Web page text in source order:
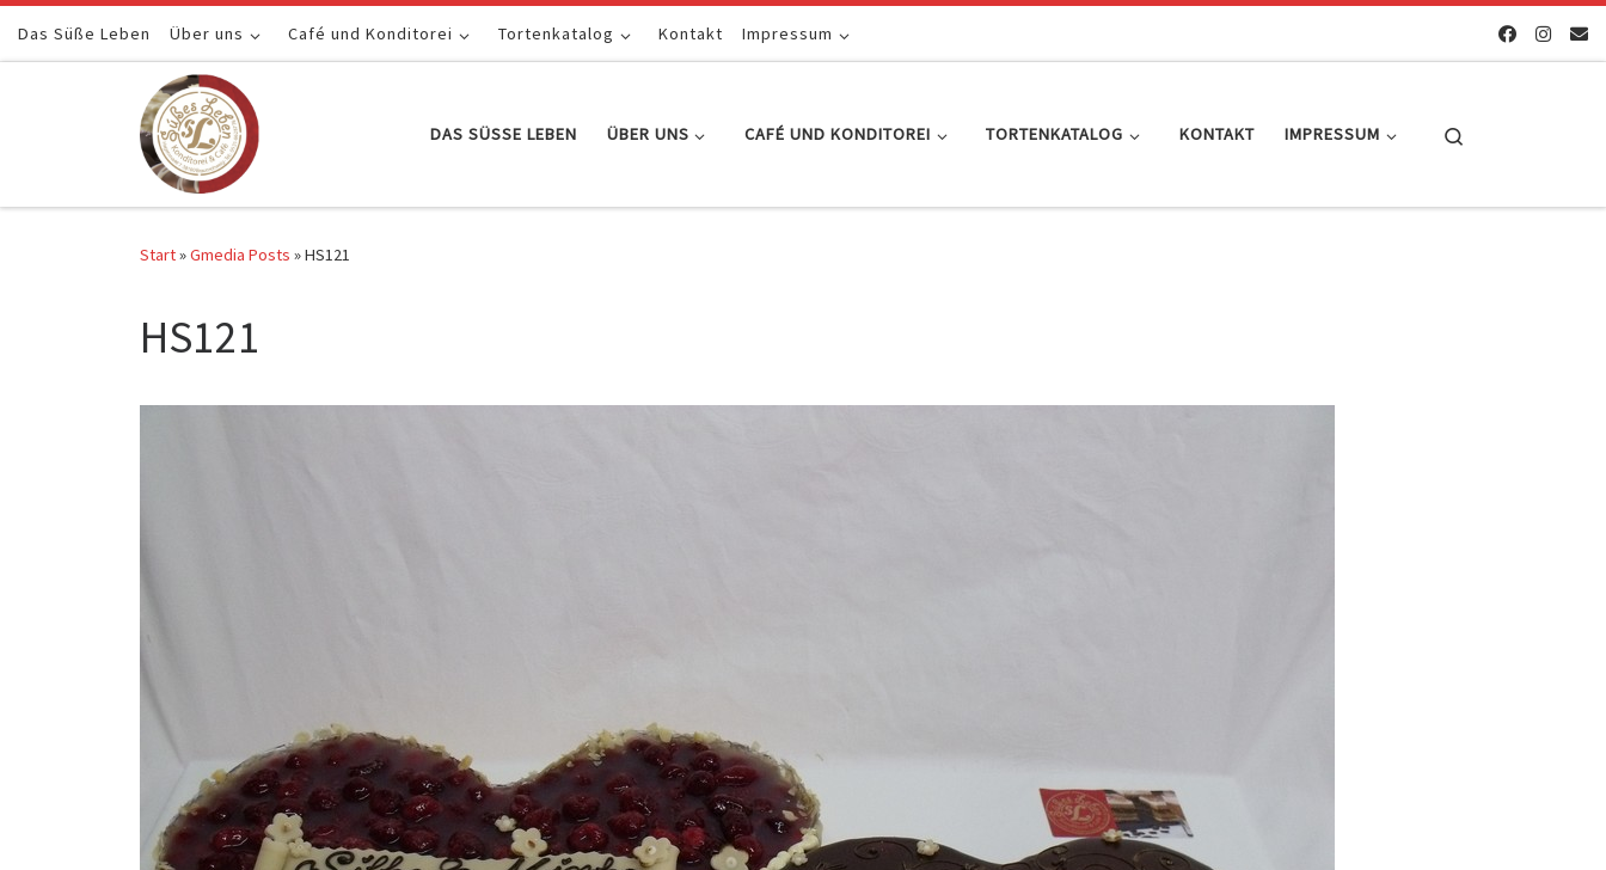
Zum Inhalt springen
Das Süße Leben Über uns Café und Konditorei Tortenkatalog Kontakt Impressum
DAS SÜSSE LEBEN ÜBER UNS CAFÉ UND KONDITOREI TORTENKATALOG KONTAKT IMPRESSUM
Start»Gmedia Posts »HS121
HS121